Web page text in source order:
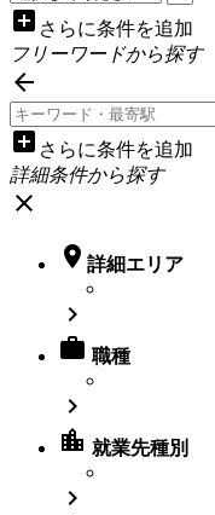
add_box さらに条件を追加
フリーワードから探す

add_box さらに条件を追加
詳細条件から探す
close
 詳細エリア

 職種

location_city 就業先種別
